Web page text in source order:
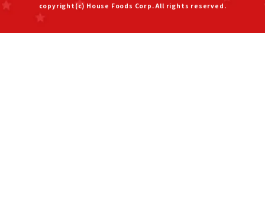
copyright(c) House Foods Corp. All rights reserved.